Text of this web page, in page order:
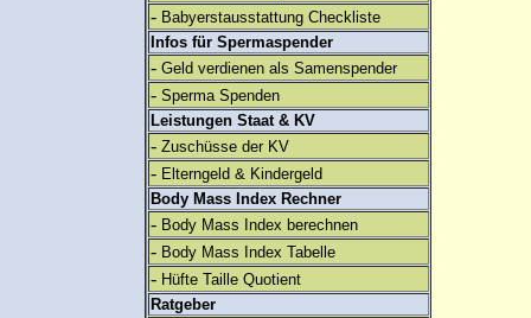
- Babyerstausstattung Checkliste
Infos für Spermaspender
- Geld verdienen als Samenspender
- Sperma Spenden
Leistungen Staat & KV
- Zuschüsse der KV
- Elterngeld & Kindergeld
Body Mass Index Rechner
- Body Mass Index berechnen
- Body Mass Index Tabelle
- Hüfte Taille Quotient
Ratgeber